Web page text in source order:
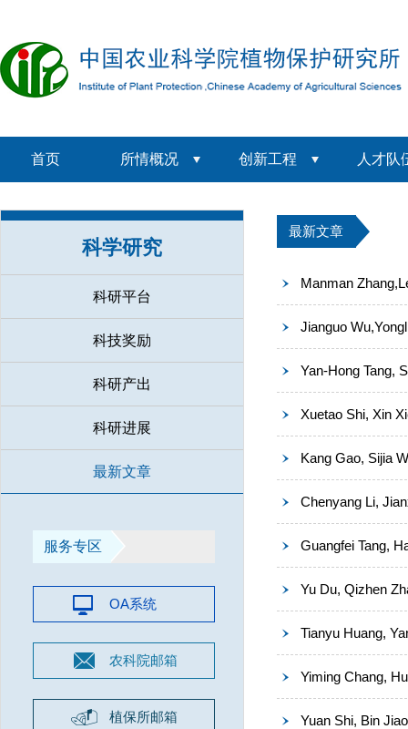
首页 所情概况 创新工程 人才队
科学研究
科研平台
科技奖励
科研产出
科研进展
最新文章
服务专区
OA系统
农科院邮箱
植保所邮箱
最新文章
Manman
Jianguo
Yan-Hong Tang,
Xuetao Shi, Xin
Kang Gao, Sijia
Chenyang Li,
Guangfei Tang,
Yu Du, Qizhen
Tianyu Huang,
Yiming Chang,
Yuan Shi, Bin